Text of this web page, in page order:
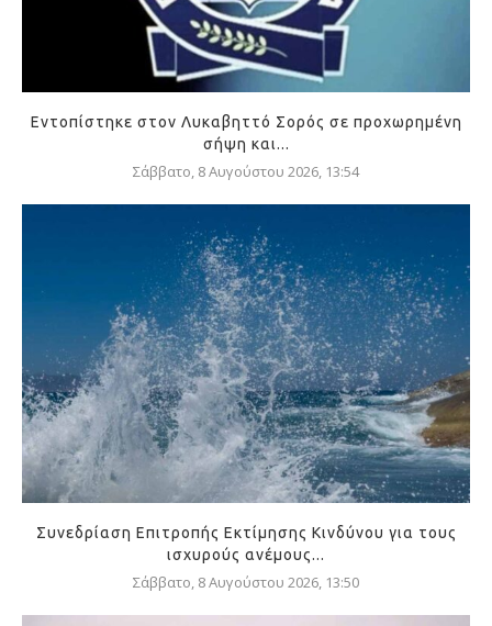
Εντοπίστηκε στον Λυκαβηττό Σορός σε προχωρημένη
σήψη και...
Σάββατο, 8 Αυγούστου 2026, 13:54
Συνεδρίαση Επιτροπής Εκτίμησης Κινδύνου για τους
ισχυρούς ανέμους...
Σάββατο, 8 Αυγούστου 2026, 13:50